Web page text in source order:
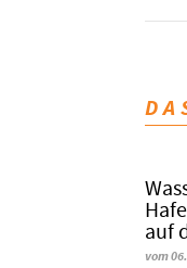
auf
vom